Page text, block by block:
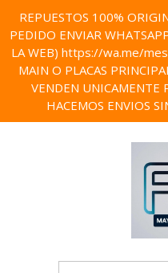
REPUESTOS 100%
PEDIDO ENVIAR
LA WEB) https://wa.me/
MAIN O PLACAS
VENDEN UNICAMENTE
HACEMOS ENVIOS